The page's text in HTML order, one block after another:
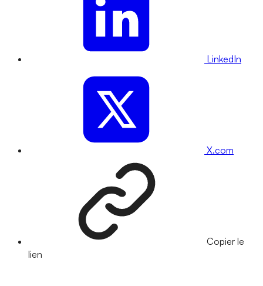
LinkedIn
X.com
Copier le
lien